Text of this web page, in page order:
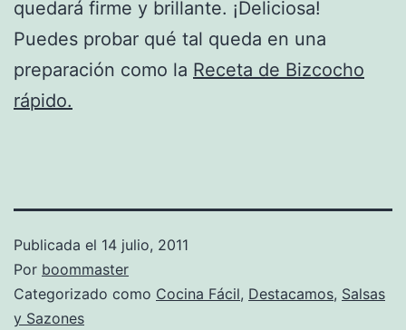
quedará firme y brillante. ¡Deliciosa!
Puedes probar qué tal queda en una
preparación como la Receta de Bizcocho
rápido.
Publicada el 14 julio, 2011
Por boommaster
Categorizado como Cocina Fácil, Destacamos, Salsas
y Sazones